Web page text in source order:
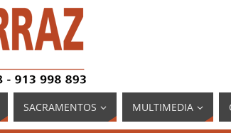
SACRAMENTOS MULTIMEDIA